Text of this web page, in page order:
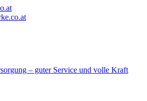
– guter Service und volle Kraft